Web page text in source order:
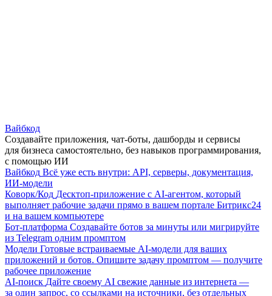
Вайбкод
Создавайте приложения, чат-боты, дашборды и сервисы
для бизнеса самостоятельно, без навыков программирования,
с помощью ИИ
Вайбкод Всё уже есть внутри: API, серверы, документация,
ИИ-модели
Коворк/Код Десктоп-приложение с AI-агентом, который
выполняет рабочие задачи прямо в вашем портале Битрикс24
и на вашем компьютере
Бот-платформа Создавайте ботов за минуты или мигрируйте
из Telegram одним промптом
Модели Готовые встраиваемые AI-модели для ваших
приложений и ботов. Опишите задачу промптом — получите
рабочее приложение
AI-поиск Дайте своему AI свежие данные из интернета —
за один запрос, со ссылками на источники, без отдельных